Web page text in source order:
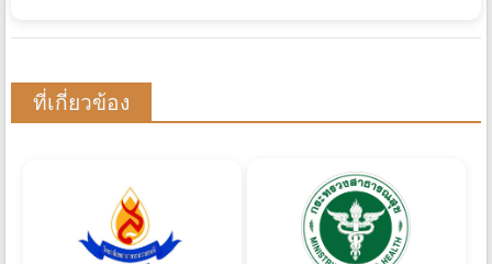
ที่เกี่ยวข้อง